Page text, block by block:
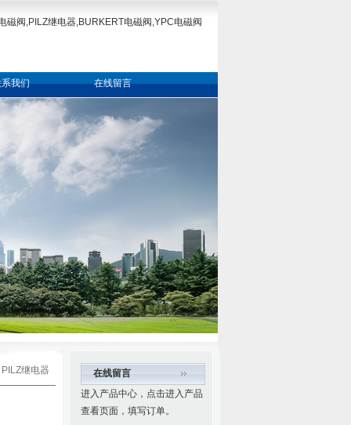
磁阀,PILZ继电器,BURKERT电磁阀,YPC电磁阀
我们 在线留言
继电器
在线留言
进入产品中心，点击进入产品
查看页面，填写订单。